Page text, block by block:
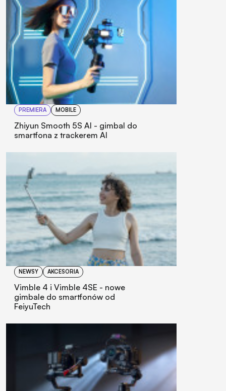
PREMIERA MOBILE
Zhiyun Smooth 5S AI - gimbal do
smartfona z trackerem AI
NEWSY AKCESORIA
Vimble 4 i Vimble 4SE - nowe
gimbale do smartfonów od
FeiyuTech